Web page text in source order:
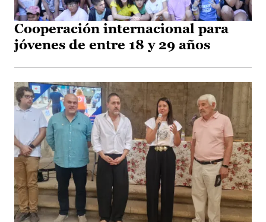
Cooperación internacional para
jóvenes de entre 18 y 29 años